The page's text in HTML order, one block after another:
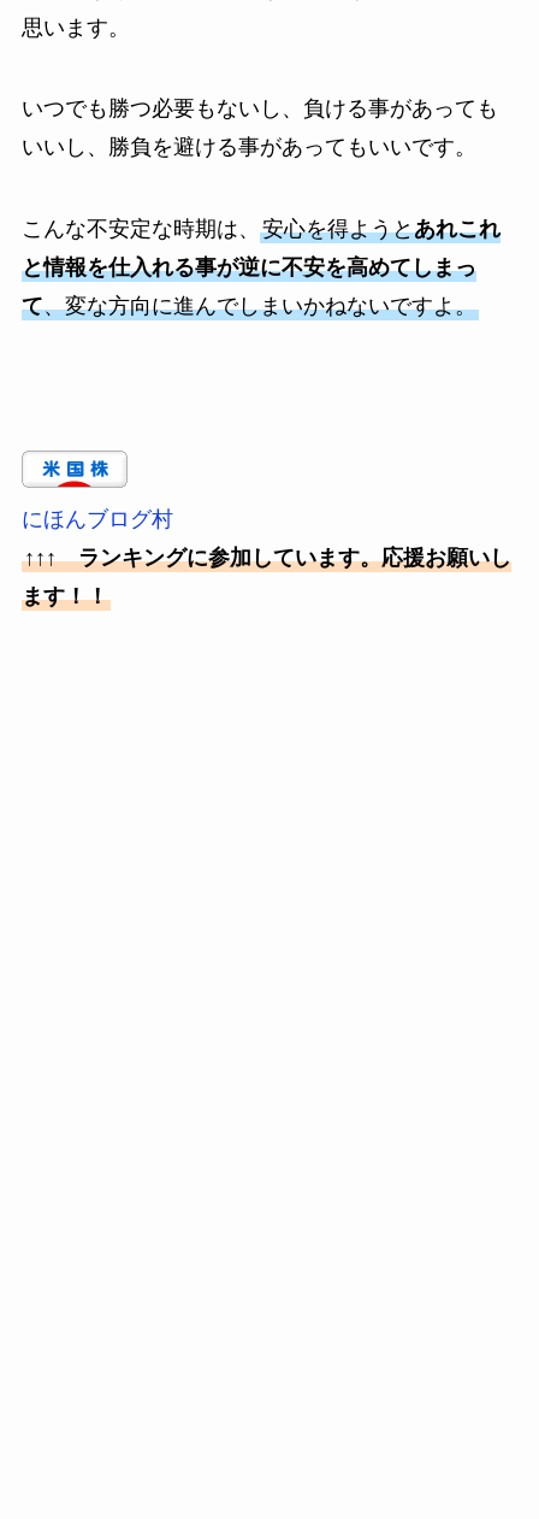
思います。
いつでも勝つ必要もないし、負ける事があっても
いいし、勝負を避ける事があってもいいです。
こんな不安定な時期は、 安心を得ようとあれこれ
と情報を仕入れる事が逆に不安を高めてしまっ
て、変な方向に進んでしまいかねないですよ。
にほんブログ村
↑↑↑ ランキングに参加しています。応援お願いし
ます！！